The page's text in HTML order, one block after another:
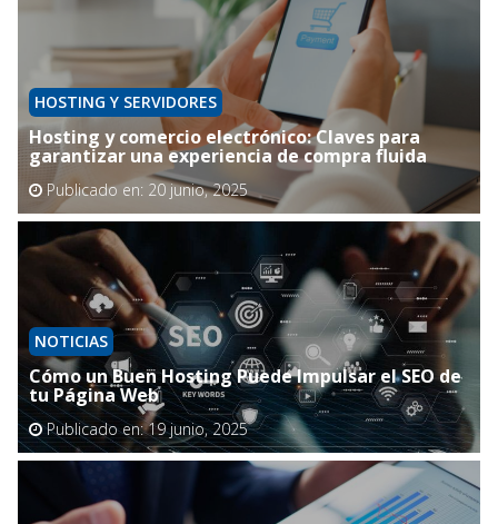
HOSTING Y SERVIDORES
Hosting y comercio electrónico: Claves para
garantizar una experiencia de compra fluida
Publicado en: 20 junio, 2025
NOTICIAS
Cómo un Buen Hosting Puede Impulsar el SEO de
tu Página Web
Publicado en:19 junio, 2025